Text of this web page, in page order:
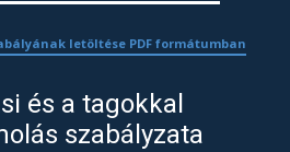
letöltése PDF formátumban
és a tagokkal
szabályzata